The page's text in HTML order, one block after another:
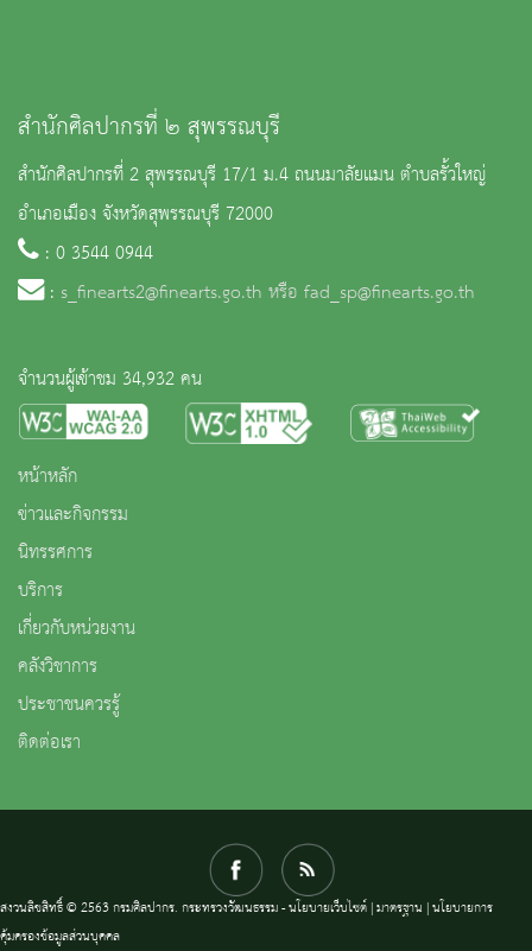
สำนักศิลปากรที่ ๒ สุพรรณบุรี
สำนักศิลปากรที่ 2 สุพรรณบุรี 17/1 ม.4 ถนนมาลัยแมน ตำบลรั้วใหญ่
อำเภอเมือง จังหวัดสุพรรณบุรี 72000
: 0 3544 0944
: s_finearts2@finearts.go.th หรือ fad_sp@finearts.go.th
จำนวนผู้เข้าชม 34,932 คน
หน้าหลัก
ข่าวและกิจกรรม
นิทรรศการ
บริการ
เกี่ยวกับหน่วยงาน
คลังวิชาการ
ประชาชนควรรู้
ติดต่อเรา
สงวนลิขสิทธิ์ © 2563 กรมศิลปากร. กระทรวงวัฒนธรรม -นโยบายเว็บไซต์|มาตรฐาน |นโยบายการ
คุ้มครองข้อมูลส่วนบุคคล